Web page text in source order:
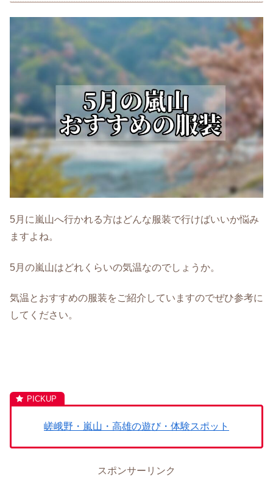
5月に嵐山へ行かれる方はどんな服装で行けばいいか悩み
ますよね。
5月の嵐山はどれくらいの気温なのでしょうか。
気温とおすすめの服装をご紹介していますのでぜひ参考に
してください。
嵯峨野・嵐山・高雄の遊び・体験スポット
スポンサーリンク